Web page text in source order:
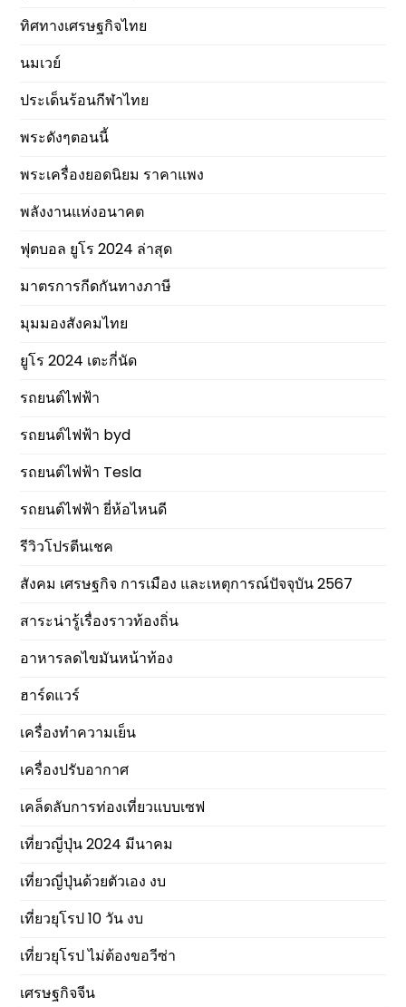
ทิศทางเศรษฐกิจไทย
นมเวย์
ประเด็นร้อนกีฬาไทย
พระดังๆตอนนี้
พระเครื่องยอดนิยม ราคาแพง
พลังงานแห่งอนาคต
ฟุตบอล ยูโร 2024 ล่าสุด
มาตรการกีดกันทางภาษี
มุมมองสังคมไทย
ยูโร 2024 เตะกี่นัด
รถยนต์ไฟฟ้า
รถยนต์ไฟฟ้า byd
รถยนต์ไฟฟ้า Tesla
รถยนต์ไฟฟ้า ยี่ห้อไหนดี
รีวิวโปรตีนเชค
สังคม เศรษฐกิจ การเมือง และเหตุการณ์ปัจจุบัน 2567
สาระน่ารู้เรื่องราวท้องถิ่น
อาหารลดไขมันหน้าท้อง
ฮาร์ดแวร์
เครื่องทำความเย็น
เครื่องปรับอากาศ
เคล็ดลับการท่องเที่ยวแบบเซฟ
เที่ยวญี่ปุ่น 2024 มีนาคม
เที่ยวญี่ปุ่นด้วยตัวเอง งบ
เที่ยวยุโรป 10 วัน งบ
เที่ยวยุโรป ไม่ต้องขอวีซ่า
เศรษฐกิจจีน